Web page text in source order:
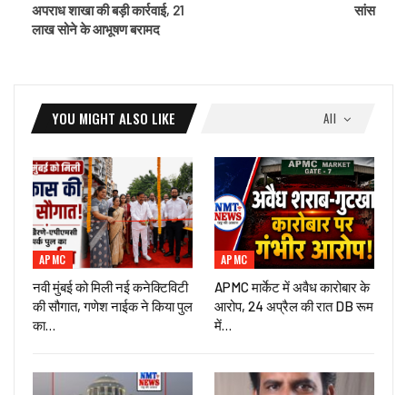
अपराध शाखा की बड़ी कार्रवाई, 21
लाख सोने के आभूषण बरामद
सांस
All
YOU MIGHT ALSO LIKE
APMC
नवी मुंबई को मिली नई कनेक्टिविटी
की सौगात, गणेश नाईक ने किया पुल
का…
APMC
APMC मार्केट में अवैध कारोबार के
आरोप, 24 अप्रैल की रात DB रूम
में…